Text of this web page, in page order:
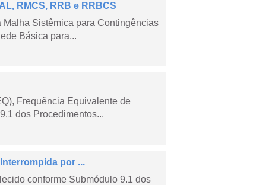
RMCS, RRB e RRBCS
Malha Sistêmica para Contingências
Básica para...
Frequência Equivalente de
dos Procedimentos...
por ...
conforme Submódulo 9.1 dos